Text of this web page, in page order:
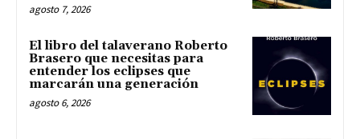
agosto 7, 2026
El libro del talaverano Roberto
Brasero que necesitas para
entender los eclipses que
marcarán una generación
agosto 6, 2026